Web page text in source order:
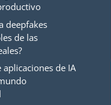
deepfakes
de las
de IA